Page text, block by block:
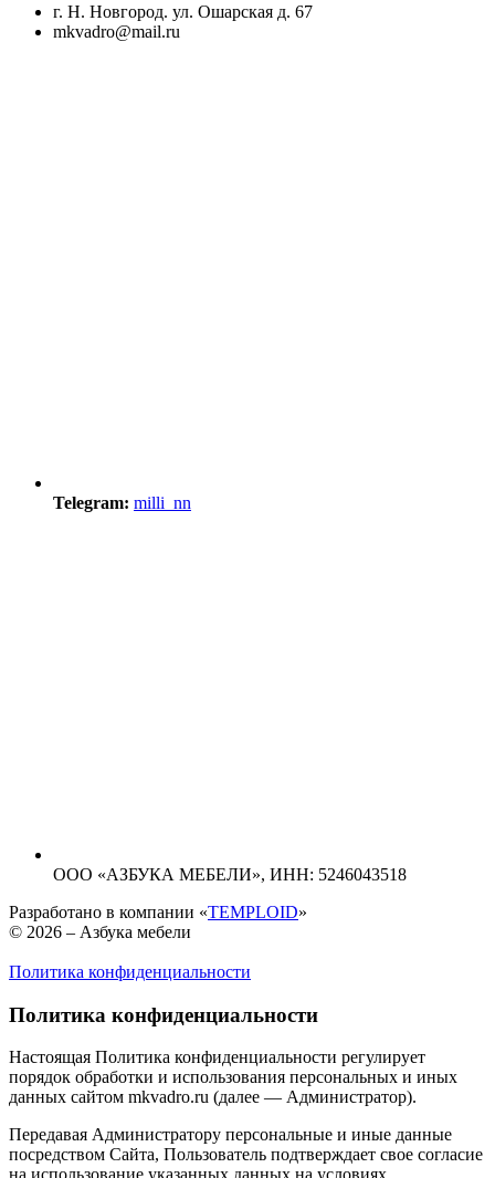
г. Н. Новгород. ул. Ошарская д. 67
mkvadro@mail.ru
Telegram: milli_nn
ООО «АЗБУКА МЕБЕЛИ», ИНН: 5246043518
Разработано в компании «TEMPLOID»
© 2026 – Азбука мебели
Политика конфиденциальности
Политика конфиденциальности
Настоящая Политика конфиденциальности регулирует
порядок обработки и использования персональных и иных
данных сайтом mkvadro.ru (далее — Администратор).
Передавая Администратору персональные и иные данные
посредством Сайта, Пользователь подтверждает свое согласие